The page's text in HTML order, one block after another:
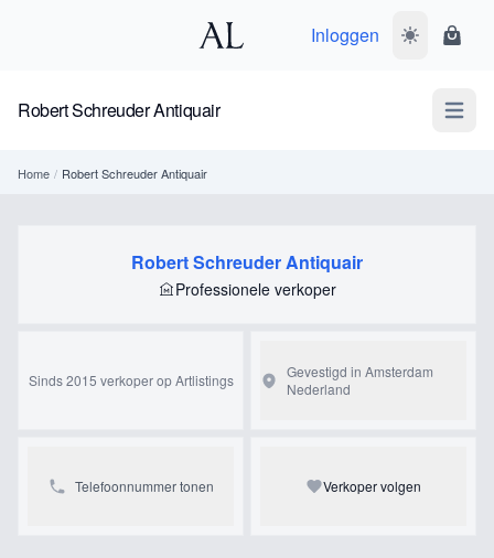
Inloggen Wissel
Robert Schreuder Antiquair Open
Home / Robert Schreuder Antiquair
Robert Schreuder Antiquair
Professionele verkoper
Sinds 2015 verkoper op Artlistings
Gevestigd in Amsterdam
Nederland
Telefoonnummer tonen Verkoper volgen